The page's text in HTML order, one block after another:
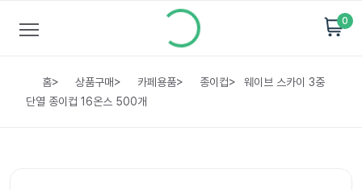
0
홈> 상품구매> 카페용품> 종이컵>
웨이브 스카이 3중
단열 종이컵 16온스 500개